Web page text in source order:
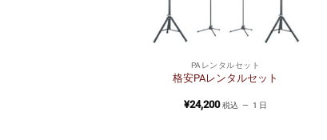
PAレンタルセット
格安PAレンタルセット
¥24,200 税込 1 日